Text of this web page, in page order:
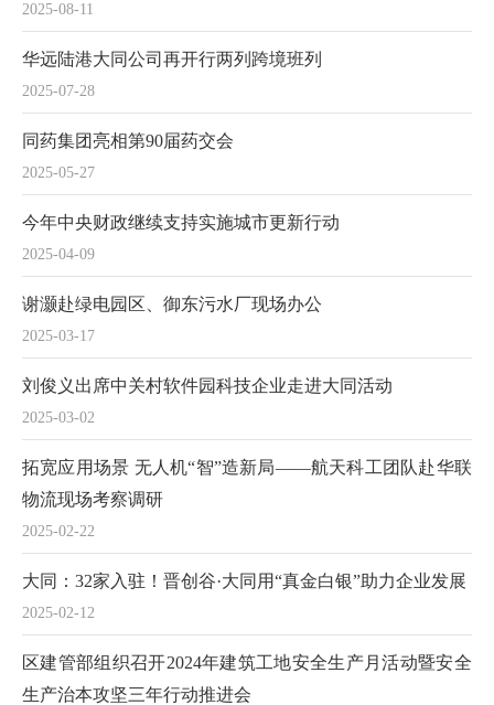
2025-08-11
2025-07-28
华远陆港大同公司再开行两列跨境班列
2025-05-27
同药集团亮相第90届药交会
2025-04-09
今年中央财政继续支持实施城市更新行动
2025-03-17
谢灏赴绿电园区、御东污水厂现场办公
2025-03-02
刘俊义出席中关村软件园科技企业走进大同活动
2025-02-22
拓宽应用场景 无人机“智”造新局——航天科工团队赴华联
物流现场考察调研
2025-02-12
大同：32家入驻！晋创谷·大同用“真金白银”助力企业发展
区建管部组织召开2024年建筑工地安全生产月活动暨安全
生产治本攻坚三年行动推进会